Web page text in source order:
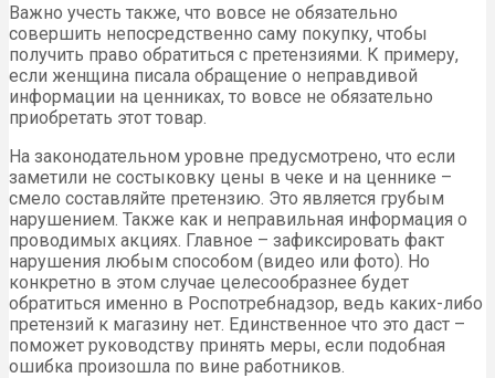
Важно учесть также, что вовсе не обязательно
совершить непосредственно саму покупку, чтобы
получить право обратиться с претензиями. К примеру,
если женщина писала обращение о неправдивой
информации на ценниках, то вовсе не обязательно
приобретать этот товар.
На законодательном уровне предусмотрено, что если
заметили не состыковку цены в чеке и на ценнике –
смело составляйте претензию. Это является грубым
нарушением. Также как и неправильная информация о
проводимых акциях. Главное – зафиксировать факт
нарушения любым способом (видео или фото). Но
конкретно в этом случае целесообразнее будет
обратиться именно в Роспотребнадзор, ведь каких-либо
претензий к магазину нет. Единственное что это даст –
поможет руководству принять меры, если подобная
ошибка произошла по вине работников.